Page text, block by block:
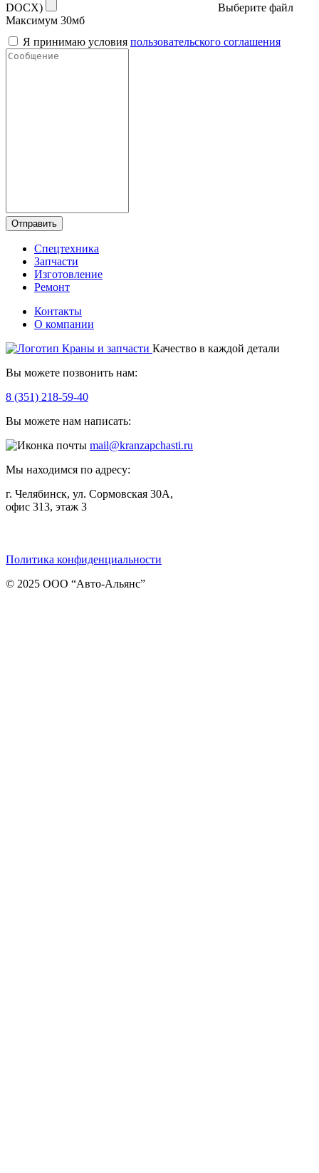
DOCX)
Выберите файл
Максимум 30мб
Я принимаю условия пользовательского соглашения
Отправить
Спецтехника
Запчасти
Изготовление
Ремонт
Контакты
О компании
Качество в каждой детали
Вы можете позвонить нам:
8 (351) 218-59-40
Вы можете нам написать:
mail@kranzapchasti.ru
Мы находимся по адресу:
г. Челябинск, ул. Сормовская 30А,
офис 313, этаж 3
Политика конфиденциальности
© 2025 ООО “Авто-Альянс”